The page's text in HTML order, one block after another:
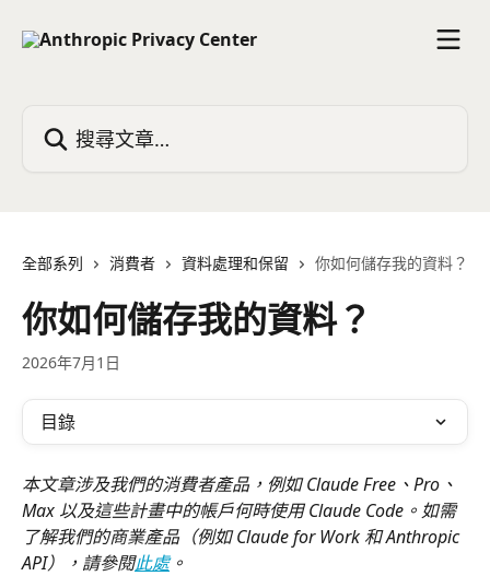
全部系列 消費者 資料處理和保留 你如何儲存我的資料？
你如何儲存我的資料？
2026年7月1日
目錄
本文章涉及我們的消費者產品，例如 Claude Free、Pro、
Max 以及這些計畫中的帳戶何時使用 Claude Code。如需
了解我們的商業產品（例如 Claude for Work 和 Anthropic
API），請參閱此處。